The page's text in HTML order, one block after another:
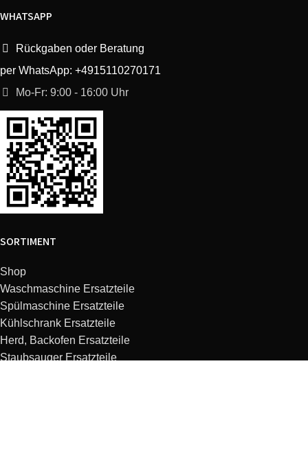
WHATSAPP
Rückgaben oder Beratung
per WhatsApp: +4915110270171
Mo-Fr: 9:00 - 16:00 Uhr
SORTIMENT
Shop
Waschmaschine Ersatzteile
Spülmaschine Ersatzteile
Kühlschrank Ersatzteile
Herd, Backofen Ersatzteile
Staubsauger Ersatzteile